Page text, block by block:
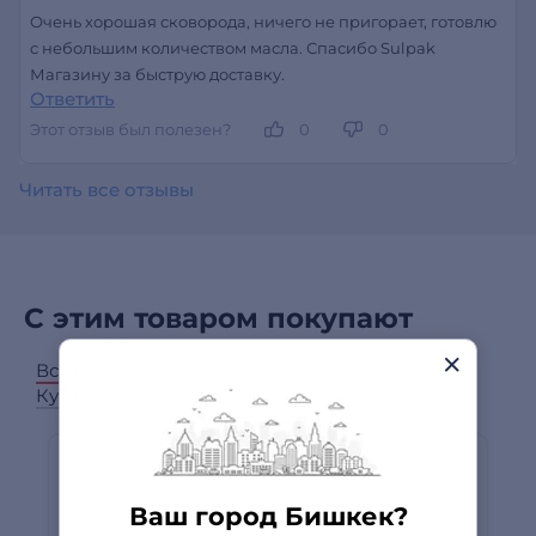
Ваш город Бишкек?
Очень хорошая сковорода, ничего не пригорает, готовлю
с небольшим количеством масла. Спасибо Sulpak
Магазину за быструю доставку.
Ответить
Этот отзыв был полезен? 0 0
Читать все отзывы
С этим товаром покупают
Все категории
Кухонная утварь
Кастрюли, ковши